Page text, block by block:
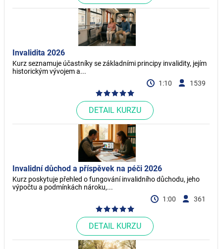
Invalidita 2026
Kurz seznamuje účastníky se základními principy invalidity, jejím
historickým vývojem a...
1:10
1539
DETAIL KURZU
Invalidní důchod a příspěvek na péči 2026
Kurz poskytuje přehled o fungování invalidního důchodu, jeho
výpočtu a podmínkách nároku,...
1:00
361
DETAIL KURZU